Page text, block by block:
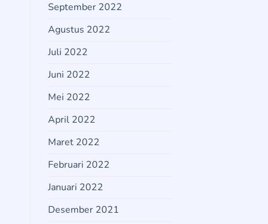
September 2022
Agustus 2022
Juli 2022
Juni 2022
Mei 2022
April 2022
Maret 2022
Februari 2022
Januari 2022
Desember 2021